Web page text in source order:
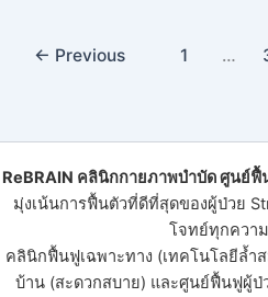
← Previous 1 …
ReBRAIN คลินิกกายภาพบําบัดศูนย์ฟื้
มุ่งเน้นการฟื้นตัวที่ดีที่สุดของผู้ป่วย
โจทย์ทุกควา
คลินิกฟื้นฟูเฉพาะทาง (เทคโนโลยีล้ำ
บ้าน (สะดวกสบาย) และศูนย์ฟื้นฟูผู้ป่